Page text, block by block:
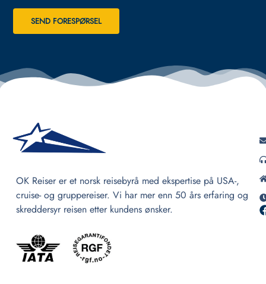
SEND FORESPØRSEL
OK Reiser er et norsk reisebyrå med ekspertise på USA-,
cruise- og gruppereiser. Vi har mer enn 50 års erfaring og
skreddersyr reisen etter kundens ønsker.